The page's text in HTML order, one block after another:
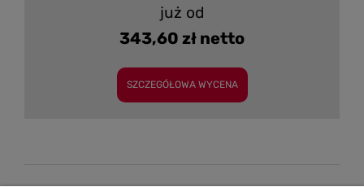
już od
343,60 zł netto
SZCZEGÓŁOWA WYCENA